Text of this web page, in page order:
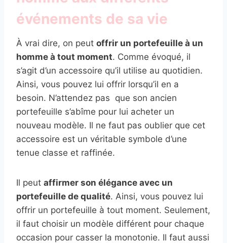
événements de sa vie
À vrai dire, on peut offrir un portefeuille à un
homme à tout moment. Comme évoqué, il
s’agit d’un accessoire qu’il utilise au quotidien.
Ainsi, vous pouvez lui offrir lorsqu’il en a
besoin. N’attendez pas que son ancien
portefeuille s’abîme pour lui acheter un
nouveau modèle. Il ne faut pas oublier que cet
accessoire est un véritable symbole d’une
tenue classe et raffinée.
Il peut affirmer son élégance avec un
portefeuille de qualité. Ainsi, vous pouvez lui
offrir un portefeuille à tout moment. Seulement,
il faut choisir un modèle différent pour chaque
occasion pour casser la monotonie. Il faut aussi